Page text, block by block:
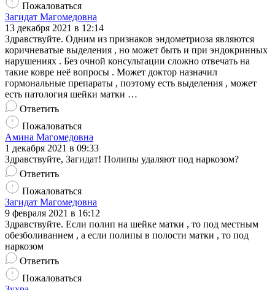
Пожаловаться
Загидат Магомедовна
13 декабря 2021 в 12:14
Здравствуйте. Одним из признаков эндометриоза являются
коричневатые выделения , но может быть и при эндокринных
нарушениях . Без очной консультации сложно отвечать на
такие ковре неё вопросы . Может доктор назначил
гормональные препараты , поэтому есть выделения , может
есть патология шейки матки …
Ответить
Пожаловаться
Амина Магомедовна
1 декабря 2021 в 09:33
Здравствуйте, Загидат! Полипы удаляют под наркозом?
Ответить
Пожаловаться
Загидат Магомедовна
9 февраля 2021 в 16:12
Здравствуйте. Если полип на шейке матки , то под местным
обезболиванием , а если полипы в полости матки , то под
наркозом
Ответить
Пожаловаться